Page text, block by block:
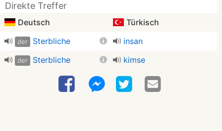
Direkte Treffer
Deutsch Türkisch
der Sterbliche insan
der Sterbliche kimse